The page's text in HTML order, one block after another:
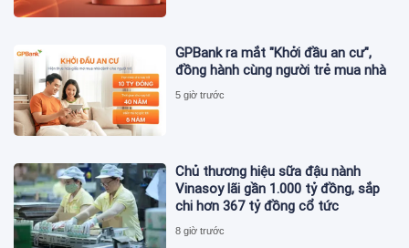
GPBank ra mắt "Khởi đầu an cư",
đồng hành cùng người trẻ mua nhà
5 giờ trước
Chủ thương hiệu sữa đậu nành
Vinasoy lãi gần 1.000 tỷ đồng, sắp
chi hơn 367 tỷ đồng cổ tức
8 giờ trước